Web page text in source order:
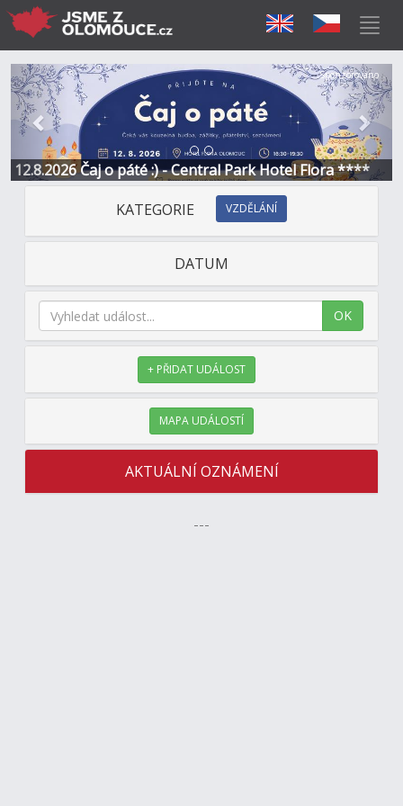
12.8.2026 Čaj o páté :) - Central Park Hotel Flora ****
Předchozí Další
Sponzorováno
KATEGORIE VZDĚLÁNÍ
DATUM
OK
+ PŘIDAT UDÁLOST
MAPA UDÁLOSTÍ
AKTUÁLNÍ OZNÁMENÍ
---